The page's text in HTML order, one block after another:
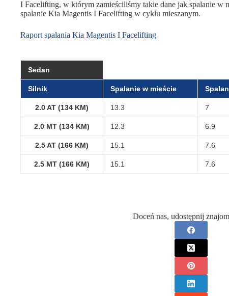
I Facelifting, w którym zamieściliśmy takie dane jak spalanie w
spalanie Kia Magentis I Facelifting w cyklu mieszanym.
Raport spalania Kia Magentis I Facelifting
Sedan
Silnik Spalanie w mieście
2.0 AT (134 KM) 13.3 7
2.0 MT (134 KM) 12.3 6.9
2.5 AT (166 KM) 15.1 7.6
2.5 MT (166 KM) 15.1 7.6
Doceń nas, udostępnij